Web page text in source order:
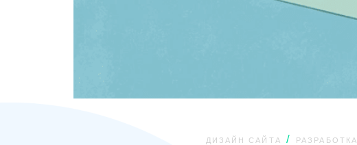
ДИЗАЙН САЙТА РАЗРАБОТКА